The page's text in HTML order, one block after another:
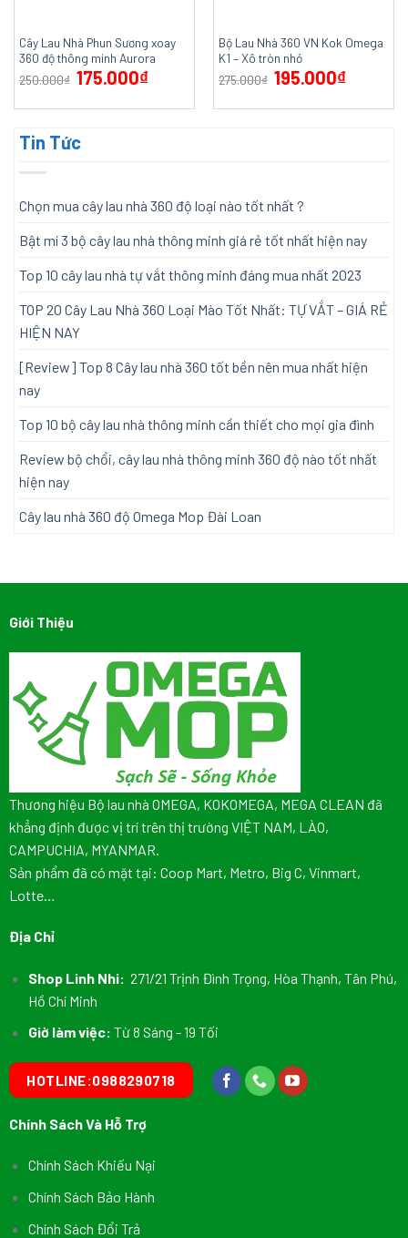
Cây Lau Nhà Phun Sương xoay
360 độ thông minh Aurora
250.000₫ 175.000₫
Bộ Lau Nhà 360 VN Kok Omega
K1 – Xô tròn nhỏ
275.000₫ 195.000₫
Tin Tức
Chọn mua cây lau nhà 360 độ loại nào tốt nhất ?
Bật mí 3 bộ cây lau nhà thông minh giá rẻ tốt nhất hiện nay
Top 10 cây lau nhà tự vắt thông minh đáng mua nhất 2023
TOP 20 Cây Lau Nhà 360 Loại Mào Tốt Nhất: TỰ VẮT – GIÁ RẺ
HIỆN NAY
[Review] Top 8 Cây lau nhà 360 tốt bền nên mua nhất hiện
nay
Top 10 bộ cây lau nhà thông minh cần thiết cho mọi gia đình
Review bộ chổi, cây lau nhà thông minh 360 độ nào tốt nhất
hiện nay
Cây lau nhà 360 độ Omega Mop Đài Loan
Giới Thiệu
Thương hiệu Bộ lau nhà OMEGA, KOKOMEGA, MEGA CLEAN đã
khẳng định được vị trí trên thị trường VIỆT NAM, LÀO,
CAMPUCHIA, MYANMAR.
Sản phẩm đã có mặt tại: Coop Mart, Metro, Big C, Vinmart,
Lotte…
Địa Chỉ
Shop Linh Nhi: 271/21 Trịnh Đình Trọng, Hòa Thạnh, Tân Phú,
Hồ Chí Minh
Giờ làm việc: Từ 8 Sáng - 19 Tối
HOTLINE:0988290718
Chính Sách Và Hỗ Trợ
Chính Sách Khiếu Nại
Chính Sách Bảo Hành
Chính Sách Đổi Trả